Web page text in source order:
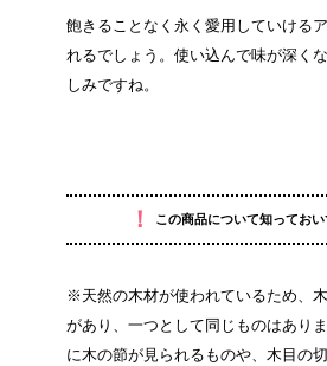
飽きることなく永く愛用していける
れるでしょう。使い込んで味が深く
しみですね。
！ この商品について知っておい
※天然の木材が使われているため、
があり、一つとして同じものはあり
に木の節が見られるものや、木目の